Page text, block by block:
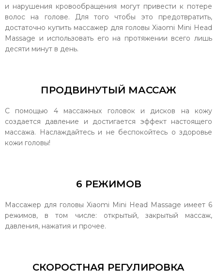
и нарушения кровообращения могут привести к потере
волос на голове. Для того чтобы это предотвратить,
достаточно купить массажер для головы Xiaomi Mini Head
Massage и использовать его на протяжении всего лишь
десяти минут в день.
ПРОДВИНУТЫЙ МАССАЖ
С помощью 4 массажных головок и дисков на кожу
создается давление и достигается эффект настоящего
массажа. Наслаждайтесь и не беспокойтесь о здоровье
кожи головы!
6 РЕЖИМОВ
Массажер для головы Xiaomi Mini Head Massage имеет 6
режимов, в том числе: открытый, закрытый массаж,
давления, нажатия и прочее.
СКОРОСТНАЯ РЕГУЛИРОВКА